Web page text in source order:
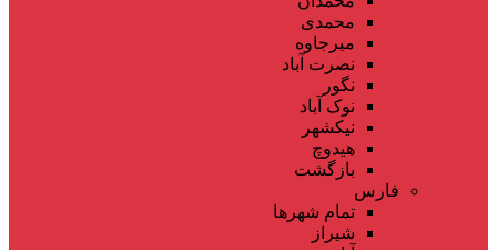
محمدی
میرجاوه
نصرت آباد
نگور
نوک آباد
نیکشهر
هیدوچ
بازگشت
فارس
تمام شهر‌ها
شیراز